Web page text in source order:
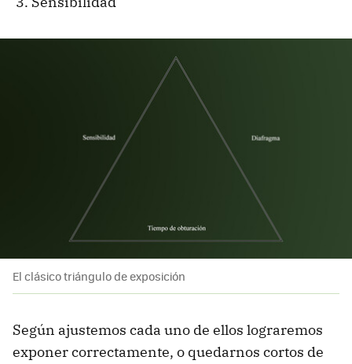
El clásico triángulo de exposición
Según ajustemos cada uno de ellos lograremos
exponer correctamente, o quedarnos cortos de